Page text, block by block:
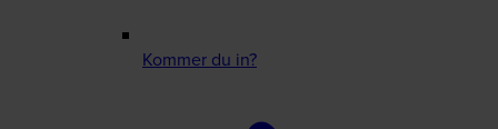
Kommer du in?